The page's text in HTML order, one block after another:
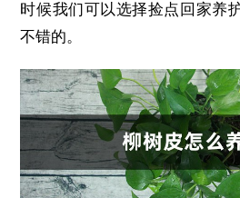
时候我们可以选择捡点回家养
不错的。